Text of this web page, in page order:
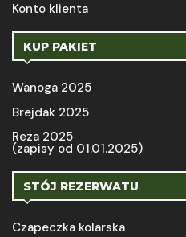
Konto klienta
KUP PAKIET
Wanoga 2025
Brejdak 2025
Reza 2025
(zapisy od 01.01.2025)
STÓJ REZERWATU
Czapeczka kolarska